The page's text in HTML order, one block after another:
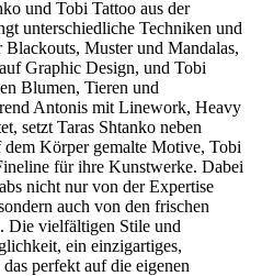
und Tobi Tattoo aus der
unterschiedliche Techniken und
Muster und Mandalas,
Graphic Design, und Tobi
Blumen, Tieren und
Antonis mit Linework, Heavy
setzt Taras Shtanko neben
Körper gemalte Motive, Tobi
für ihre Kunstwerke. Dabei
nicht nur von der Expertise
auch von den frischen
Die vielfältigen Stile und
ein einzigartiges,
perfekt auf die eigenen